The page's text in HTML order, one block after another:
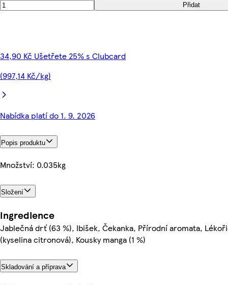
Přidat
34,90 Kč Ušetřete 25% s Clubcard
(997,14 Kč/kg)
Nabídka platí do 1. 9. 2026
Popis produktu
Množství: 0.035kg
Složení
Ingredience
Jablečná drť (63 %), Ibišek, Čekanka, Přírodní aromata,
(kyselina citronová), Kousky manga (1 %)
Skladování a příprava